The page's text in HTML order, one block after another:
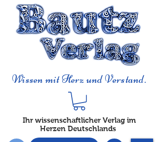
Wissen mit Herz und Verstand.
Ihr wissenschaftlicher Verlag im
Herzen Deutschlands